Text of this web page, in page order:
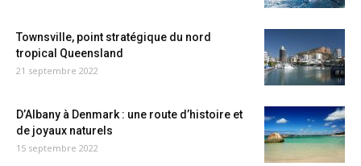
Townsville, point stratégique du nord
tropical Queensland
21 septembre 2022
D’Albany à Denmark : une route d’histoire et
de joyaux naturels
15 septembre 2022